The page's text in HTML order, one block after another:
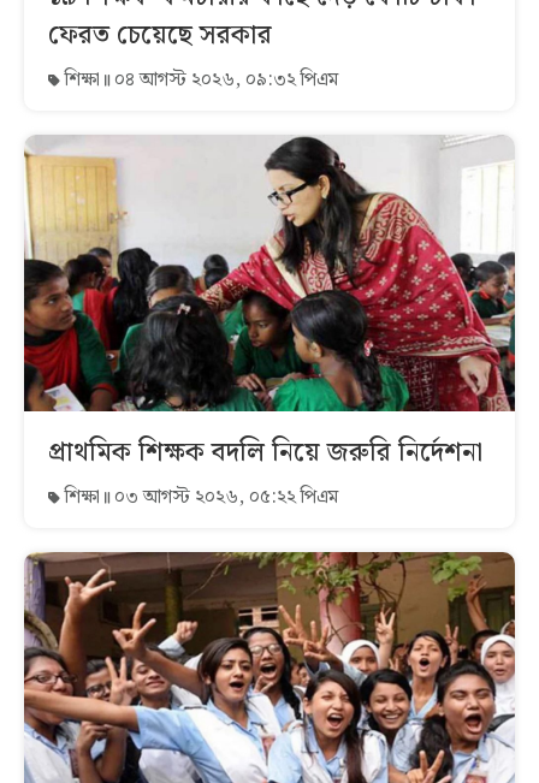
ফেরত চেয়েছে সরকার
শিক্ষা ০৪ আগস্ট ২০২৬, ০৯:৩২ পিএম
প্রাথমিক শিক্ষক বদলি নিয়ে জরুরি নির্দেশনা
শিক্ষা ০৩ আগস্ট ২০২৬, ০৫:২২ পিএম